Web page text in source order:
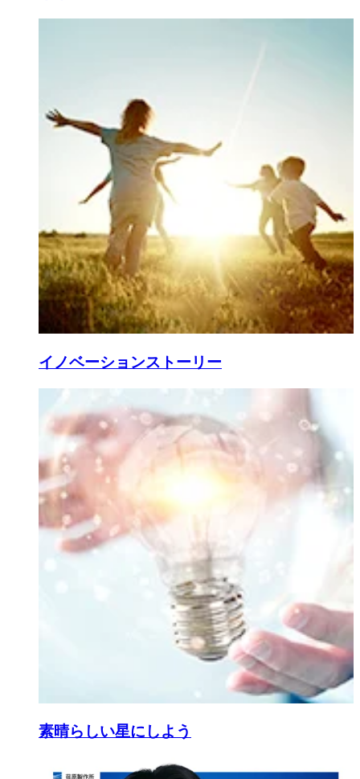
イノベーションストーリー
素晴らしい星にしよう